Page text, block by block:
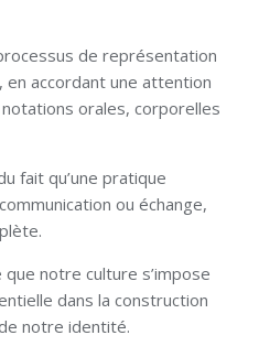
de représentation
en accordant une attention
orales, corporelles
fait qu’une pratique
ou échange,
notre culture s’impose
dans la construction
notre identité.